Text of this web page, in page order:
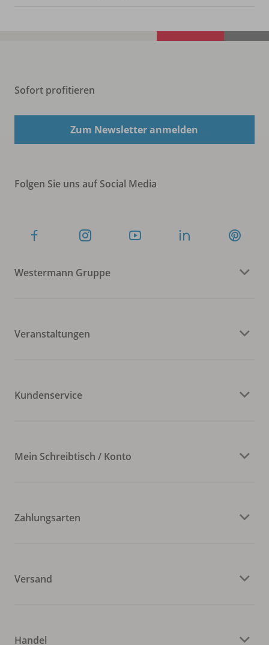
Sofort profitieren
Zum Newsletter anmelden
Folgen Sie uns auf Social Media
Westermann Gruppe
Veranstaltungen
Kundenservice
Mein Schreibtisch / Konto
Zahlungsarten
Versand
Handel